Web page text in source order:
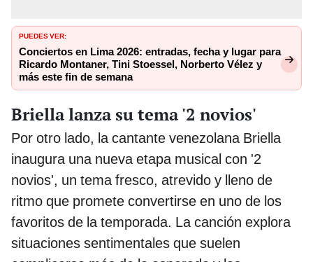
PUEDES VER:
Conciertos en Lima 2026: entradas, fecha y lugar para
Ricardo Montaner, Tini Stoessel, Norberto Vélez y
más este fin de semana
Briella lanza su tema '2 novios'
Por otro lado, la cantante venezolana Briella
inaugura una nueva etapa musical con '2
novios', un tema fresco, atrevido y lleno de
ritmo que promete convertirse en uno de los
favoritos de la temporada. La canción explora
situaciones sentimentales que suelen